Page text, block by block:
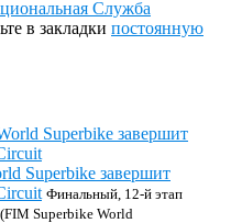
Служба
в закладки постоянную
Superbike завершит
Финальный, 12-й этап
Superbike World